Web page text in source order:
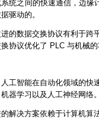
统之间的快速通信，边缘
驱动的。
的数据交换协议有利于跨
协议优化了 PLC 与机械
工智能在自动化领域的快
器学习以及人工神经网络
解决方案依赖于计算机算